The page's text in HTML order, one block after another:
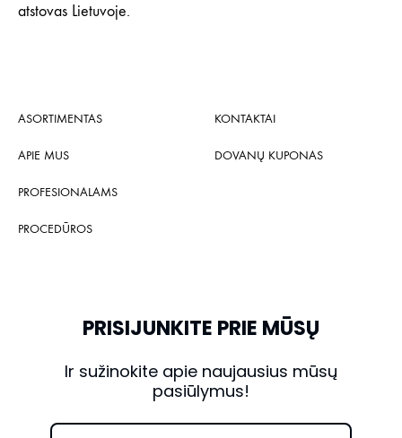
atstovas Lietuvoje.
ASORTIMENTAS
APIE MUS
PROFESIONALAMS
PROCEDŪROS
KONTAKTAI
DOVANŲ KUPONAS
PRISIJUNKITE PRIE MŪSŲ
Ir sužinokite apie naujausius mūsų
pasiūlymus!